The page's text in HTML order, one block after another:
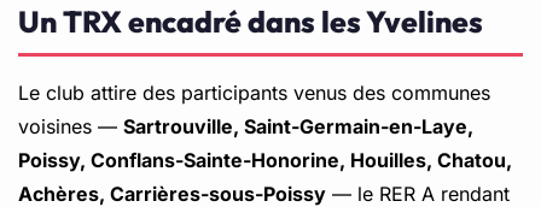
Un TRX encadré dans les Yvelines
Le club attire des participants venus des communes
voisines — Sartrouville, Saint-Germain-en-Laye,
Poissy, Conflans-Sainte-Honorine, Houilles, Chatou,
Achères, Carrières-sous-Poissy — le RER A rendant